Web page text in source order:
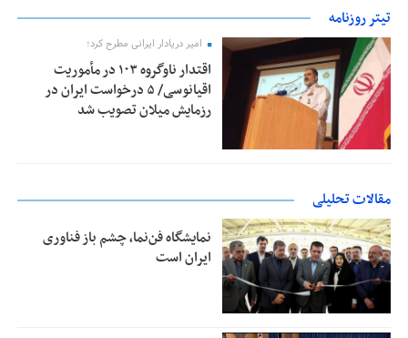
تیتر روزنامه
امیر دریادار ایرانی مطرح کرد؛
اقتدار ناوگروه ۱۰۳ در مأموریت‌
اقیانوسی/ ۵ درخواست ایران در
رزمایش میلان تصویب شد
مقالات تحلیلی
نمایشگاه فن‌نما، چشم باز فناوری
ایران است